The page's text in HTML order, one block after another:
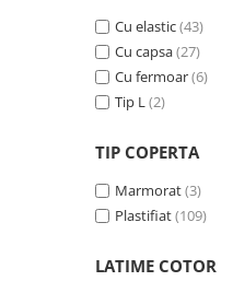
Mobilier si accesorii birou
Clasificatoare si vestiare
Covorase protectie podea
Mobilier de birou
Rafturi arhivare
Cu elastic(43)
Cu capsa(27)
Cu fermoar(6)
Tip L(2)
TIP COPERTA
Marmorat(3)
Plastifiat(109)
LATIME COTOR